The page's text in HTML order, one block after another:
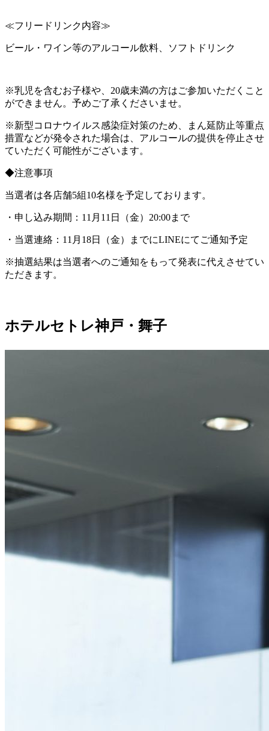
≪フリードリンク内容≫
ビール・ワイン等のアルコール飲料、ソフトドリンク
※乳児を含むお子様や、20歳未満の方はご参加いただくこと
ができません。予めご了承くださいませ。
※新型コロナウイルス感染症対策のため、まん延防止等重点
措置などが発令された場合は、アルコールの提供を停止させ
ていただく可能性がございます。
◆注意事項
当選者は各店舗5組10名様を予定しております。
・申し込み期間：11月11日（金）20:00まで
・当選連絡：11月18日（金）までにLINEにてご通知予定
※抽選結果は当選者へのご通知をもって発表に代えさせてい
ただきます。
ホテルセトレ神戸・舞子